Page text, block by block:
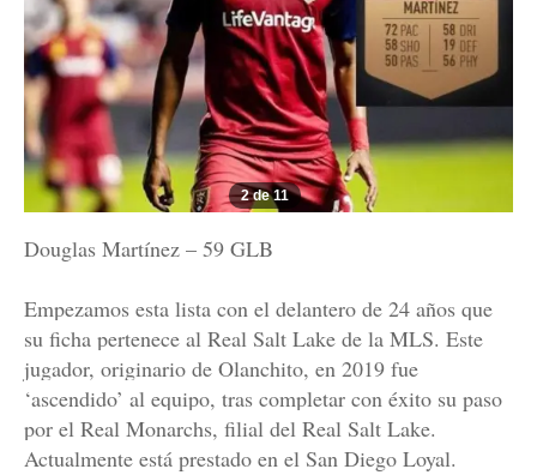
2 de 11
Douglas Martínez – 59 GLB
Empezamos esta lista con el delantero de 24 años que
su ficha pertenece al Real Salt Lake de la MLS. Este
jugador, originario de Olanchito, en 2019 fue
‘ascendido’ al equipo, tras completar con éxito su paso
por el Real Monarchs, filial del Real Salt Lake.
Actualmente está prestado en el San Diego Loyal.